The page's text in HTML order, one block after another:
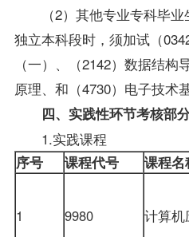
（2）其他专业专科毕业
独立本科段时，须加试（0342
（一） 、（2142） 数据结构
原理、和（4730）电子技术
四、实践性环节考核部
1.实践课程
序号 课程代号 课程名
1 9980 计算